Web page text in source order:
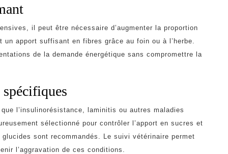
il peut être nécessaire d’augmenter la proportion
apport suffisant en fibres grâce au foin ou à l’herbe.
de la demande énergétique sans compromettre la
l’insulinorésistance, laminitis ou autres maladies
sélectionné pour contrôler l’apport en sucres et
sont recommandés. Le suivi vétérinaire permet
l’aggravation de ces conditions.